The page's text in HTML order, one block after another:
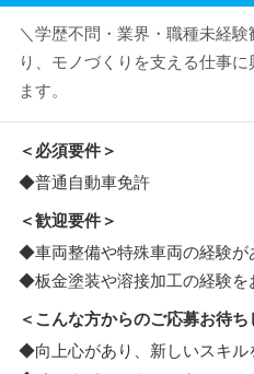
＼学歴不問・業界・職種未経
り、モノづくりを支える仕事
ます。
＜必須要件＞
◆普通自動車免許
＜歓迎要件＞
◆車両整備や特殊車両の経験が
◆板金塗装や溶接加工の経験を
＜こんな方からのご応募お待ち
◆向上心があり、新しいスキル